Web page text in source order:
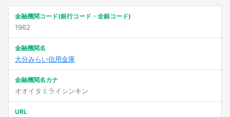
金融機関コード(銀行コード・全銀コード)
1962
金融機関名
大分みらい信用金庫
金融機関名カナ
オオイタミライシンキン
URL